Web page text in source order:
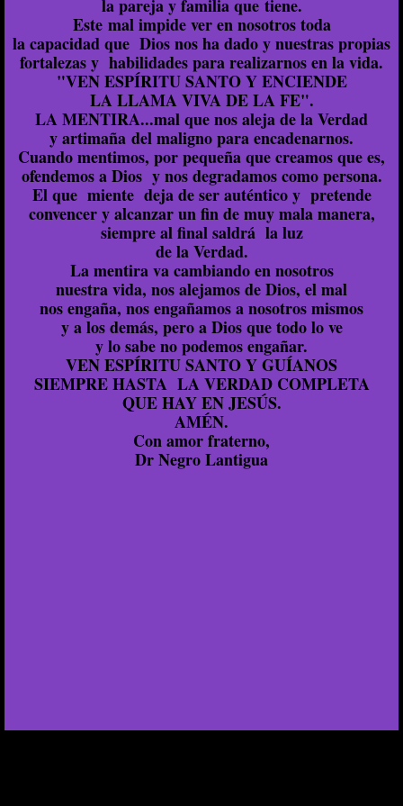
la pareja y familia que tiene.
Este mal impide ver en nosotros toda
la capacidad que Dios nos ha dado y nuestras propias
fortalezas y habilidades para realizarnos en la vida.
"VEN ESPÍRITU SANTO Y ENCIENDE
LA LLAMA VIVA DE LA FE".
LA MENTIRA...mal que nos aleja de la Verdad
y artimaña del maligno para encadenarnos.
Cuando mentimos, por pequeña que creamos que es,
ofendemos a Dios y nos degradamos como persona.
El que miente deja de ser auténtico y pretende
convencer y alcanzar un fin de muy mala manera,
siempre al final saldrá la luz
de la Verdad.
La mentira va cambiando en nosotros
nuestra vida, nos alejamos de Dios, el mal
nos engaña, nos engañamos a nosotros mismos
y a los demás, pero a Dios que todo lo ve
y lo sabe no podemos engañar.
VEN ESPÍRITU SANTO Y GUÍANOS
SIEMPRE HASTA LA VERDAD COMPLETA
QUE HAY EN JESÚS.
AMÉN.
Con amor fraterno,
Dr Negro Lantigua